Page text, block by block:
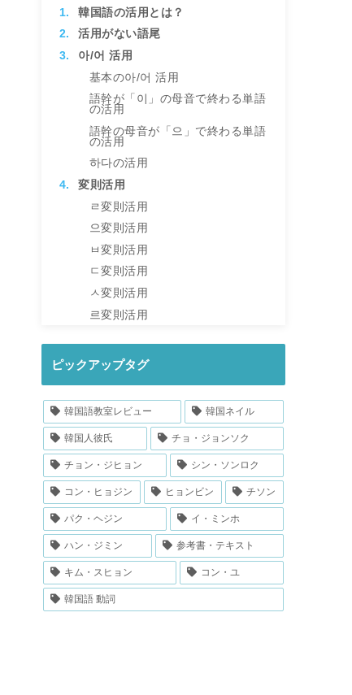
韓国語の活用とは？
活用がない語尾
아/어 活用
基本の아/어 活用
語幹が「이」の母音で終わる単語
の活用
語幹の母音が「으」で終わる単語
の活用
하다の活用
変則活用
ㄹ変則活用
으変則活用
ㅂ変則活用
ㄷ変則活用
ㅅ変則活用
르変則活用
まとめ：活用を覚えるのは結構大
変…
ピックアップタグ
韓国語教室レビュー 韓国ネイル
韓国人彼氏 チョ・ジョンソク
チョン・ジヒョン シン・ソンロク
コン・ヒョジン ヒョンビン チソン
パク・ヘジン イ・ミンホ
ハン・ジミン 参考書・テキスト
キム・スヒョン コン・ユ
韓国語 動詞